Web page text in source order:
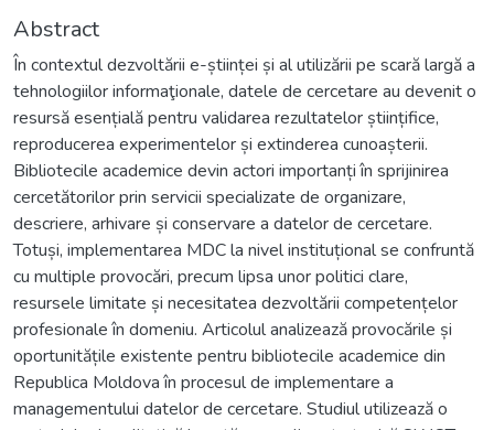
Abstract
În contextul dezvoltării e-științei și al utilizării pe scară largă a
tehnologiilor informaţionale, datele de cercetare au devenit o
resursă esențială pentru validarea rezultatelor științifice,
reproducerea experimentelor și extinderea cunoașterii.
Bibliotecile academice devin actori importanți în sprijinirea
cercetătorilor prin servicii specializate de organizare,
descriere, arhivare și conservare a datelor de cercetare.
Totuși, implementarea MDC la nivel instituțional se confruntă
cu multiple provocări, precum lipsa unor politici clare,
resursele limitate și necesitatea dezvoltării competențelor
profesionale în domeniu. Articolul analizează provocările și
oportunitățile existente pentru bibliotecile academice din
Republica Moldova în procesul de implementare a
managementului datelor de cercetare. Studiul utilizează o